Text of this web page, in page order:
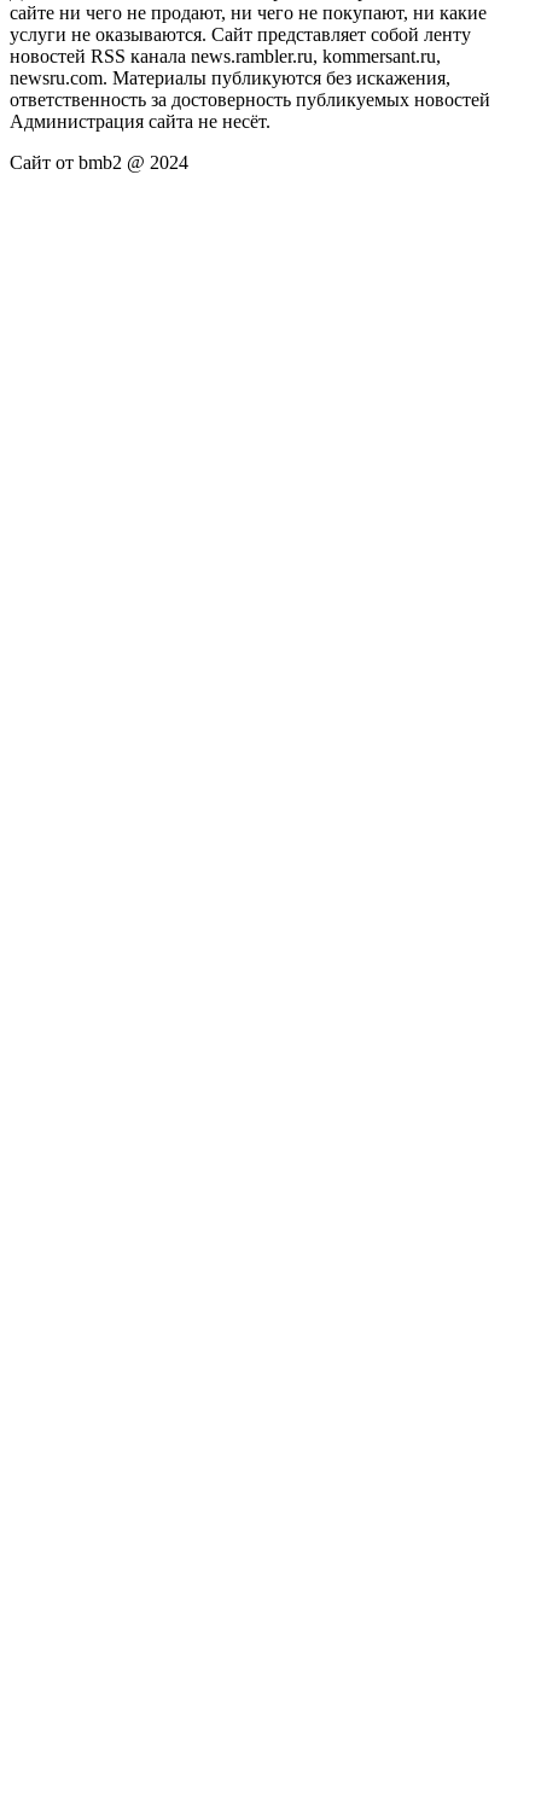
сайте ни чего не продают, ни чего не покупают, ни какие
услуги не оказываются. Сайт представляет собой ленту
новостей RSS канала news.rambler.ru, kommersant.ru,
newsru.com. Материалы публикуются без искажения,
ответственность за достоверность публикуемых новостей
Администрация сайта не несёт.
Сайт от bmb2 @ 2024